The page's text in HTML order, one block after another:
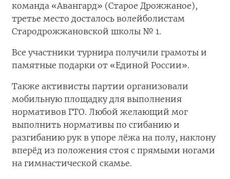
команда «Авангард» (Старое Дрожжаное),
третье место досталось волейболистам
Стародрожжановской школы № 1.
Все участники турнира получили грамоты и
памятные подарки от «Единой России».
Также активисты партии организовали
мобильную площадку для выполнения
нормативов ГТО. Любой желающий мог
выполнить нормативы по сгибанию и
разгибанию рук в упоре лёжа на полу, наклону
вперёд из положения стоя с прямыми ногами
на гимнастической скамье.